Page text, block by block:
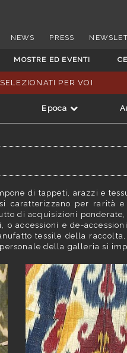
NEWS PRESS
MOSTRE ED EVENTI
SELEZIONATI PER VOI
Epoca
di tappeti, arazzi e
caratterizzano per rarità
di acquisizioni
o accessioni e de-
tessile della
della galleria si